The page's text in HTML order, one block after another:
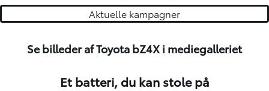
Aktuelle kampagner
Se billeder af Toyota bZ4X i mediegalleriet
Et batteri, du kan stole på